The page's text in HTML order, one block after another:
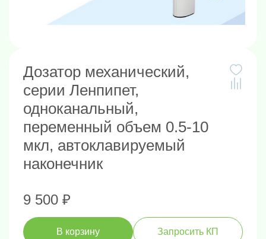
Дозатор механический,
серии Ленпипет,
одноканальный,
переменный объем 0.5-10
мкл, автоклавируемый
наконечник
9 500 ₽
В корзину Запросить КП